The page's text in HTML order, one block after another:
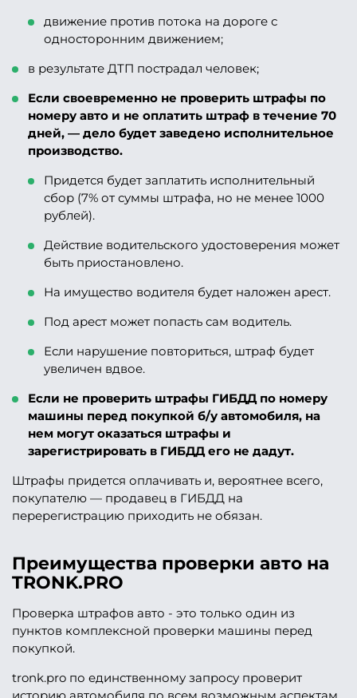
движение против потока на дороге с
односторонним движением;
в результате ДТП пострадал человек;
Если своевременно не проверить штрафы по
номеру авто и не оплатить штраф в течение 70
дней, — дело будет заведено исполнительное
производство.
Придется будет заплатить исполнительный
сбор (7% от суммы штрафа, но не менее 1000
рублей).
Действие водительского удостоверения может
быть приостановлено.
На имущество водителя будет наложен арест.
Под арест может попасть сам водитель.
Если нарушение повториться, штраф будет
увеличен вдвое.
Если не проверить штрафы ГИБДД по номеру
машины перед покупкой б/у автомобиля, на
нем могут оказаться штрафы и
зарегистрировать в ГИБДД его не дадут.
Штрафы придется оплачивать и, вероятнее всего,
покупателю — продавец в ГИБДД на
перерегистрацию приходить не обязан.
Преимущества проверки авто на
TRONK.PRO
Проверка штрафов авто - это только один из
пунктов комплексной проверки машины перед
покупкой.
tronk.pro по единственному запросу проверит